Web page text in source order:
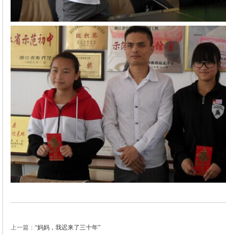
上一篇： “妈妈，我迟来了三十年”